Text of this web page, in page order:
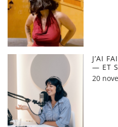
J’AI
— ET
20